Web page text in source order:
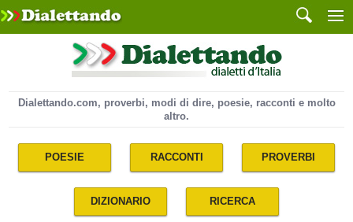
Dialettando.com, proverbi, modi di dire, poesie, racconti e molto
altro.
POESIE RACCONTI PROVERBI
DIZIONARIO RICERCA